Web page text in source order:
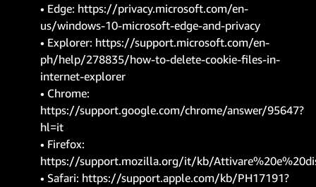
• Edge: https://privacy.microsoft.com/en-
us/windows-10-microsoft-edge-and-privacy
• Explorer: https://support.microsoft.com/en-
ph/help/278835/how-to-delete-cookie-files-in-
internet-explorer
• Chrome:
https://support.google.com/chrome/answer/95647?
hl=it
• Firefox:
https://support.mozilla.org/it/kb/
• Safari: https://support.apple.com/kb/PH17191?